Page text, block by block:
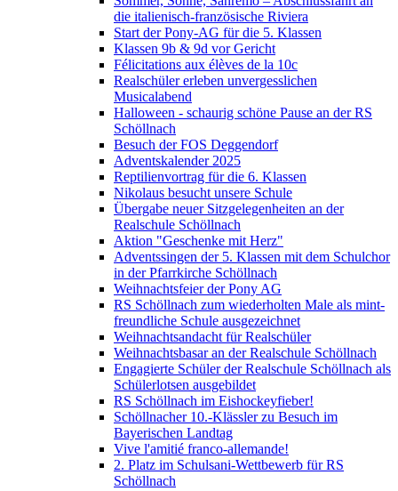
die italienisch-französische Riviera
Start der Pony-AG für die 5. Klassen
Klassen 9b & 9d vor Gericht
Félicitations aux élèves de la 10c
Realschüler erleben unvergesslichen
Musicalabend
Halloween - schaurig schöne Pause an der RS
Schöllnach
Besuch der FOS Deggendorf
Adventskalender 2025
Reptilienvortrag für die 6. Klassen
Nikolaus besucht unsere Schule
Übergabe neuer Sitzgelegenheiten an der
Realschule Schöllnach
Aktion "Geschenke mit Herz"
Adventssingen der 5. Klassen mit dem Schulchor
in der Pfarrkirche Schöllnach
Weihnachtsfeier der Pony AG
RS Schöllnach zum wiederholten Male als mint-
freundliche Schule ausgezeichnet
Weihnachtsandacht für Realschüler
Weihnachtsbasar an der Realschule Schöllnach
Engagierte Schüler der Realschule Schöllnach als
Schülerlotsen ausgebildet
RS Schöllnach im Eishockeyfieber!
Schöllnacher 10.-Klässler zu Besuch im
Bayerischen Landtag
Vive l'amitié franco-allemande!
2. Platz im Schulsani-Wettbewerb für RS
Schöllnach